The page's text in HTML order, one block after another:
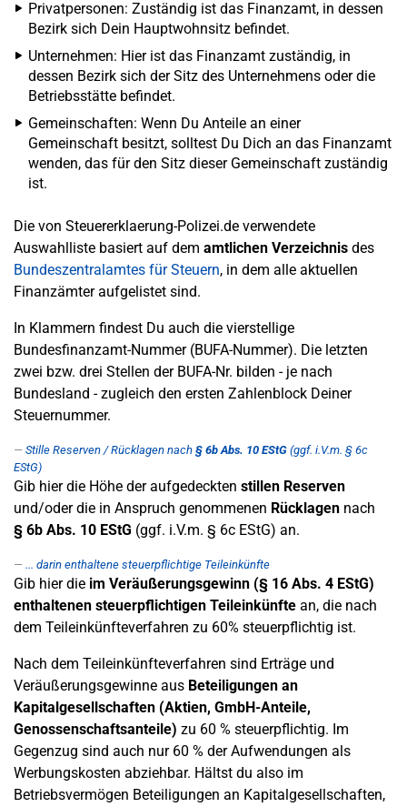
Privatpersonen: Zuständig ist das Finanzamt, in dessen
Bezirk sich Dein Hauptwohnsitz befindet.
Unternehmen: Hier ist das Finanzamt zuständig, in
dessen Bezirk sich der Sitz des Unternehmens oder die
Betriebsstätte befindet.
Gemeinschaften: Wenn Du Anteile an einer
Gemeinschaft besitzt, solltest Du Dich an das Finanzamt
wenden, das für den Sitz dieser Gemeinschaft zuständig
ist.
Die von Steuererklaerung-Polizei.de verwendete
Auswahlliste basiert auf dem amtlichen Verzeichnis des
Bundeszentralamtes für Steuern, in dem alle aktuellen
Finanzämter aufgelistet sind.
In Klammern findest Du auch die vierstellige
Bundesfinanzamt-Nummer (BUFA-Nummer). Die letzten
zwei bzw. drei Stellen der BUFA-Nr. bilden - je nach
Bundesland - zugleich den ersten Zahlenblock Deiner
Steuernummer.
Stille Reserven / Rücklagen nach § 6b Abs. 10 EStG (ggf. i.V.m. § 6c
EStG)
Gib hier die Höhe der aufgedeckten stillen Reserven
und/oder die in Anspruch genommenen Rücklagen nach
§ 6b Abs. 10 EStG (ggf. i.V.m. § 6c EStG) an.
... darin enthaltene steuerpflichtige Teileinkünfte
Gib hier die im Veräußerungsgewinn (§ 16 Abs. 4 EStG)
enthaltenen steuerpflichtigen Teileinkünfte an, die nach
dem Teileinkünfteverfahren zu 60% steuerpflichtig ist.
Nach dem Teileinkünfteverfahren sind Erträge und
Veräußerungsgewinne aus Beteiligungen an
Kapitalgesellschaften (Aktien, GmbH-Anteile,
Genossenschaftsanteile) zu 60 % steuerpflichtig. Im
Gegenzug sind auch nur 60 % der Aufwendungen als
Werbungskosten abziehbar. Hältst du also im
Betriebsvermögen Beteiligungen an Kapitalgesellschaften,